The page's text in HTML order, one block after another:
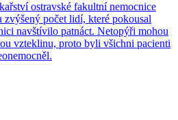
ostravské fakultní nemocnice
počet lidí, které pokousal
navštívilo patnáct. Netopýři mohou
vzteklinu, proto byli všichni pacienti